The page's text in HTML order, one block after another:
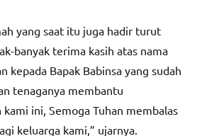
yang saat itu juga hadir turut
banyak terima kasih atas nama
kepada Bapak Babinsa yang sudah
tenaganya membantu
ini, Semoga Tuhan membalas
keluarga kami,” ujarnya.